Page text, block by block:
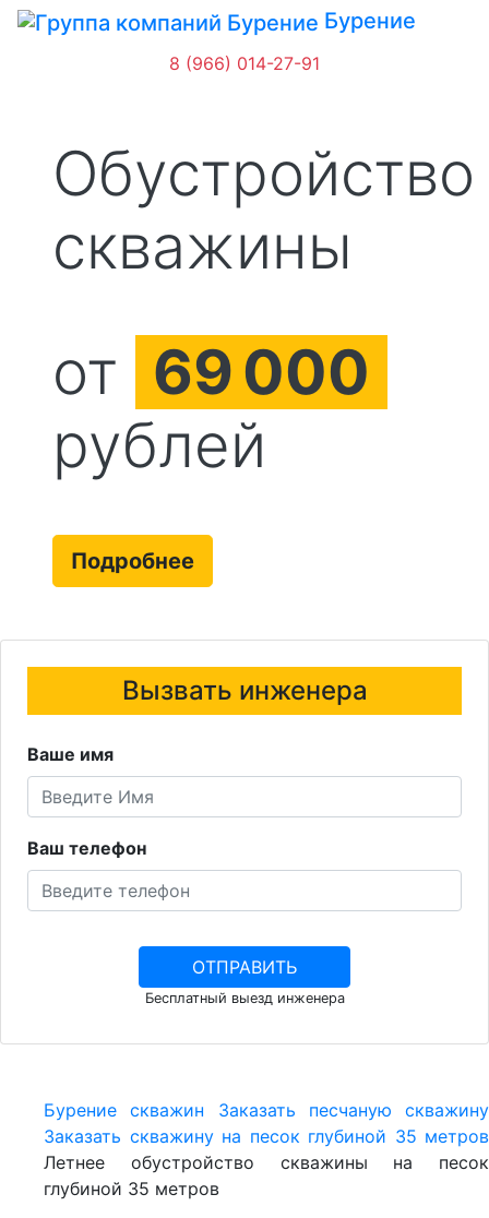
Бурение
8 (966) 014-27-91
Обустройство
скважины
от 69000
рублей
Подробнее
Вызвать инженера
Ваше имя
Ваш телефон
Бесплатный выезд инженера
Бурение скважин
Заказать песчаную скважину
Заказать скважину на песок глубиной 35 метров
Летнее обустройство скважины на песок
глубиной 35 метров